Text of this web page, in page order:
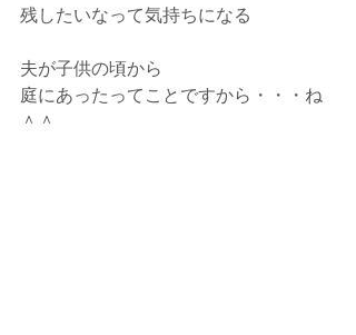
残したいなって気持ちになる
夫が子供の頃から
庭にあったってことですから・・・ね
＾＾